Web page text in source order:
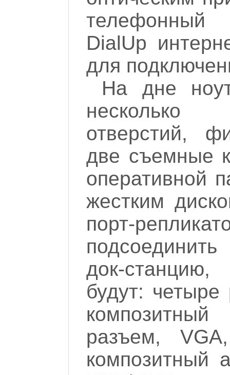
телефонный
DialUp
для
На дне
несколько
отверстий,
две съемные
оперативной
жестким
порт-
док-станцию,
будут:
разъем,
композитный